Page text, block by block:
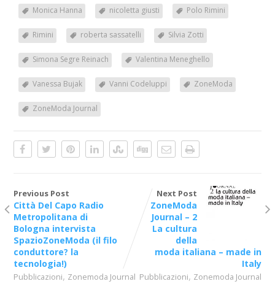
Monica Hanna nicoletta giusti Polo Rimini
Rimini roberta sassatelli Silvia Zotti
Simona Segre Reinach Valentina Meneghello
Vanessa Bujak Vanni Codeluppi ZoneModa
ZoneModa Journal
Previous Post
Città Del Capo Radio
Metropolitana di
Bologna intervista
SpazioZoneModa (il filo
conduttore? la
tecnologia!)
Pubblicazioni, Zonemoda Journal
Next Post
ZoneModa
Journal – 2
La cultura
della
moda italiana – made in
Italy
Pubblicazioni, Zonemoda Journal